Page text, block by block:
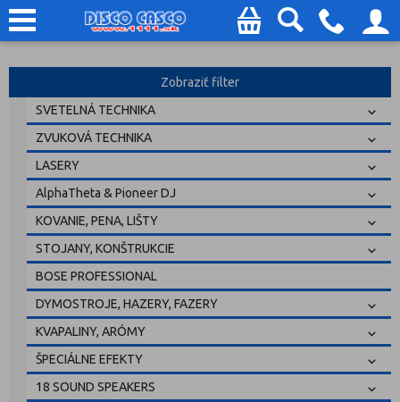
Zobraziť filter
SVETELNÁ TECHNIKA
ZVUKOVÁ TECHNIKA
LASERY
AlphaTheta & Pioneer DJ
KOVANIE, PENA, LIŠTY
STOJANY, KONŠTRUKCIE
BOSE PROFESSIONAL
DYMOSTROJE, HAZERY, FAZERY
KVAPALINY, ARÓMY
ŠPECIÁLNE EFEKTY
18 SOUND SPEAKERS